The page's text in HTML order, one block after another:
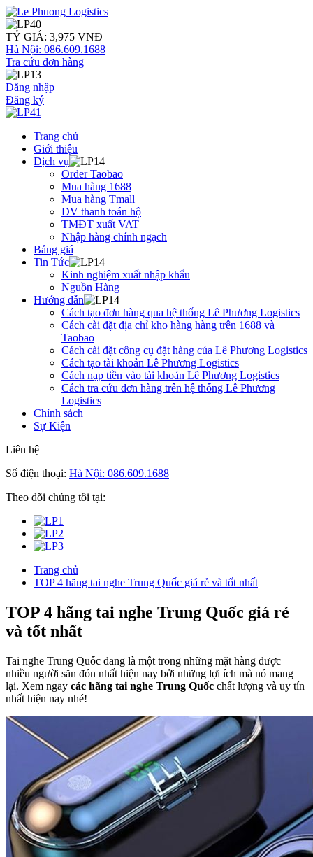
TỶ GIÁ: 3,975 VNĐ
Hà Nội: 086.609.1688
Tra cứu đơn hàng
Đăng nhập
Đăng ký
Trang chủ
Giới thiệu
Dịch vụ
Order Taobao
Mua hàng 1688
Mua hàng Tmall
DV thanh toán hộ
TMĐT xuất VAT
Nhập hàng chính ngạch
Bảng giá
Tin Tức
Kinh nghiệm xuất nhập khẩu
Nguồn Hàng
Hướng dẫn
Cách tạo đơn hàng qua hệ thống Lê Phương Logistics
Cách cài đặt địa chỉ kho hàng hàng trên 1688 và
Taobao
Cách cài đặt công cụ đặt hàng của Lê Phương Logistics
Cách tạo tài khoản Lê Phương Logistics
Cách nạp tiền vào tài khoản Lê Phương Logistics
Cách tra cứu đơn hàng trên hệ thống Lê Phương
Logistics
Chính sách
Sự Kiện
Liên hệ
Số điện thoại: Hà Nội: 086.609.1688
Theo dõi chúng tôi tại:
Trang chủ
TOP 4 hãng tai nghe Trung Quốc giá rẻ và tốt nhất
TOP 4 hãng tai nghe Trung Quốc giá rẻ
và tốt nhất
Tai nghe Trung Quốc đang là một trong những mặt hàng được
nhiều người săn đón nhất hiện nay bởi những lợi ích mà nó mang
lại. Xem ngay các hãng tai nghe Trung Quốc chất lượng và uy tín
nhất hiện nay nhé!